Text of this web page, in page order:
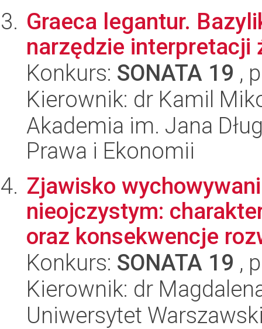
Graeca legantur.
narzędzie interpretacji
Konkurs: SONATA 19 ,
Kierownik: dr Kamil
Akademia im. Jana
Prawa i Ekonomii
Zjawisko
nieojczystym:
oraz konsekwencje
Konkurs: SONATA 19 ,
Kierownik: dr
Uniwersytet